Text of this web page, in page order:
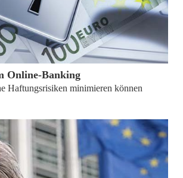
vonDr. Volker Lang
Online-Banking
Haftungsrisiken minimieren können